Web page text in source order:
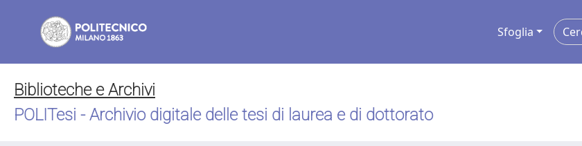
Sfoglia
Biblioteche e Archivi
POLITesi - Archivio digitale delle tesi di laurea e di dottorato